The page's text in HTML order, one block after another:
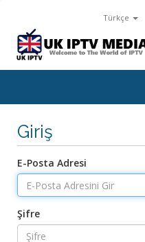
Türkçe
Giriş
E-Posta Adresi
Şifre